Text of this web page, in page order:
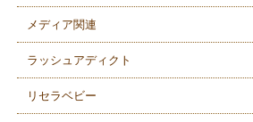
メディア関連
ラッシュアディクト
リセラベビー